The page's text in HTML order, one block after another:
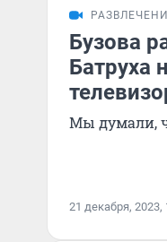
Бузова
Батруха
Мы думали,
21 декабря, 2023,